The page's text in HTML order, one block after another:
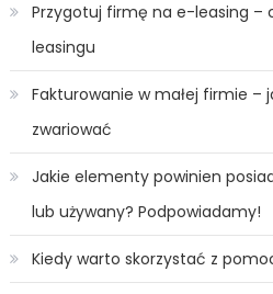
Przygotuj firmę na e-leasing –
leasingu
Fakturowanie w małej firmie –
zwariować
Jakie elementy powinien
lub używany? Podpowiadamy!
Kiedy warto skorzystać z